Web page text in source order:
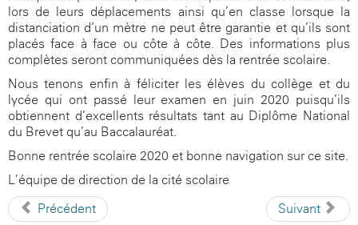
lors de leurs déplacements ainsi qu’en classe lorsque la
distanciation d’un mètre ne peut être garantie et qu’ils sont
placés face à face ou côte à côte. Des informations plus
complètes seront communiquées dès la rentrée scolaire.
Nous tenons enfin à féliciter les élèves du collège et du
lycée qui ont passé leur examen en juin 2020 puisqu’ils
obtiennent d’excellents résultats tant au Diplôme National
du Brevet qu’au Baccalauréat.
Bonne rentrée scolaire 2020 et bonne navigation sur ce site.
L’équipe de direction de la cité scolaire
Précédent
Suivant